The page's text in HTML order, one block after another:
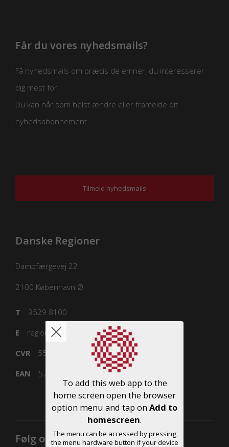
Får du vores nyhedsmails?
Få nyhedsmails om præcis de emner, du interesserer
dig mest for.
Du kan når som helst ændre eller framelde dit
nyhedsabonnement.
Tilmeld nyhedsmails
Danske Regioner
Dampfærgevej 22
2100 København Ø
3529 8100
T
regioner@regioner.dk
E
55832218
CVR
5798000016477
EAN
Følg os
To add this web app to the
home screen open the browser
option menu and tap on Add to
homescreen.
The menu can be accessed by pressing
the menu hardware button if your device